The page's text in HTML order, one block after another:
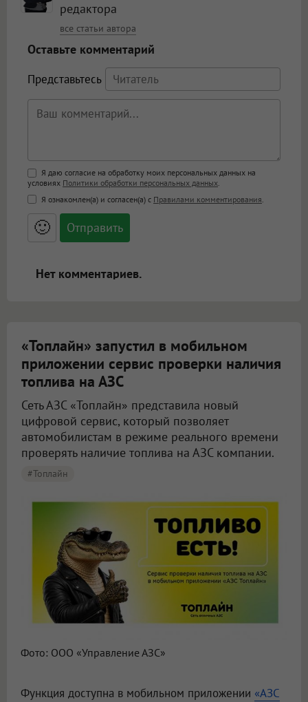
редактора
все статьи автора
Оставьте комментарий
Представьтесь
Поддержка HTML
<b>, <strong>, <u>, <i>, <em>, <s>, <big>,
<small>, <sup>, <sub>, <pre>, <ul>, <ol>, <li>,
<blockquote>, <code> экранирует HTML,
адреса URL автоматически становятся
ссылками, и [img]адрес[/img] будет
Я даю согласие на обработку моих персональных данных на
условиях Политики обработки персональных данных
Я ознакомлен(а) и согласен(а) с Правилами комментирования
🙂
Нет комментариев.
«Топлайн» запустил в мобильном
приложении сервис проверки наличия
топлива на АЗС
Сеть АЗС «Топлайн» представила новый
цифровой сервис, который позволяет
автомобилистам в режиме реального времени
проверять наличие топлива на АЗС компании.
#Топлайн
Фото: ООО «Управление АЗС»
Функция доступна в мобильном приложении «АЗС